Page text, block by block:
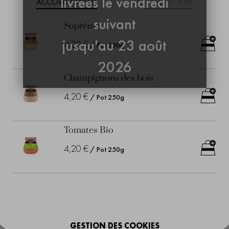
suivant
jusqu'au 23 août
2026
GESTION DES COOKIES
Suprême
4,20 € / Pot 250g
Champignons des bois
4,20 € / Pot 250g
Tomates Bio
4,20 € / Pot 250g